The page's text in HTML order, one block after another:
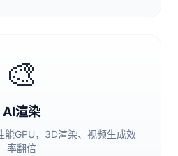
🎨
AI渲染
GPU，3D渲染、视频生成效
率翻倍